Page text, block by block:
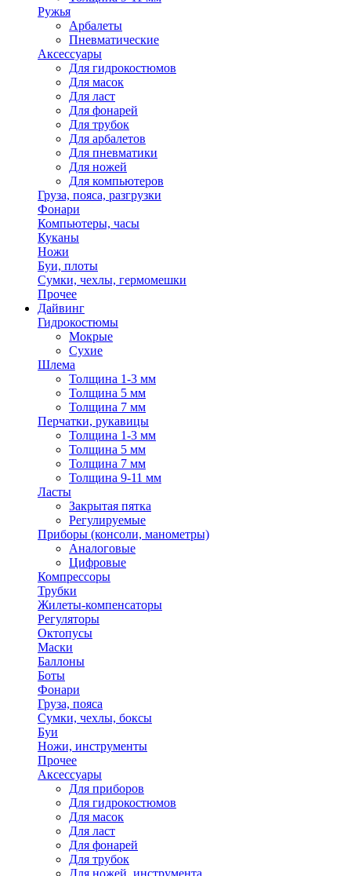
Ружья
Арбалеты
Пневматические
Аксессуары
Для гидрокостюмов
Для масок
Для ласт
Для фонарей
Для трубок
Для арбалетов
Для пневматики
Для ножей
Для компьютеров
Груза, пояса, разгрузки
Фонари
Компьютеры, часы
Куканы
Ножи
Буи, плоты
Сумки, чехлы, гермомешки
Прочее
Дайвинг
Гидрокостюмы
Мокрые
Сухие
Шлема
Толщина 1-3 мм
Толщина 5 мм
Толщина 7 мм
Перчатки, рукавицы
Толщина 1-3 мм
Толщина 5 мм
Толщина 7 мм
Толщина 9-11 мм
Ласты
Закрытая пятка
Регулируемые
Приборы (консоли, манометры)
Аналоговые
Цифровые
Компрессоры
Трубки
Жилеты-компенсаторы
Регуляторы
Октопусы
Маски
Баллоны
Боты
Фонари
Груза, пояса
Сумки, чехлы, боксы
Буи
Ножи, инструменты
Прочее
Аксессуары
Для приборов
Для гидрокостюмов
Для масок
Для ласт
Для фонарей
Для трубок
Для ножей, инструмента